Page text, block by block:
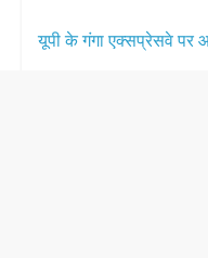
यूपी के गंगा एक्सप्रेसवे